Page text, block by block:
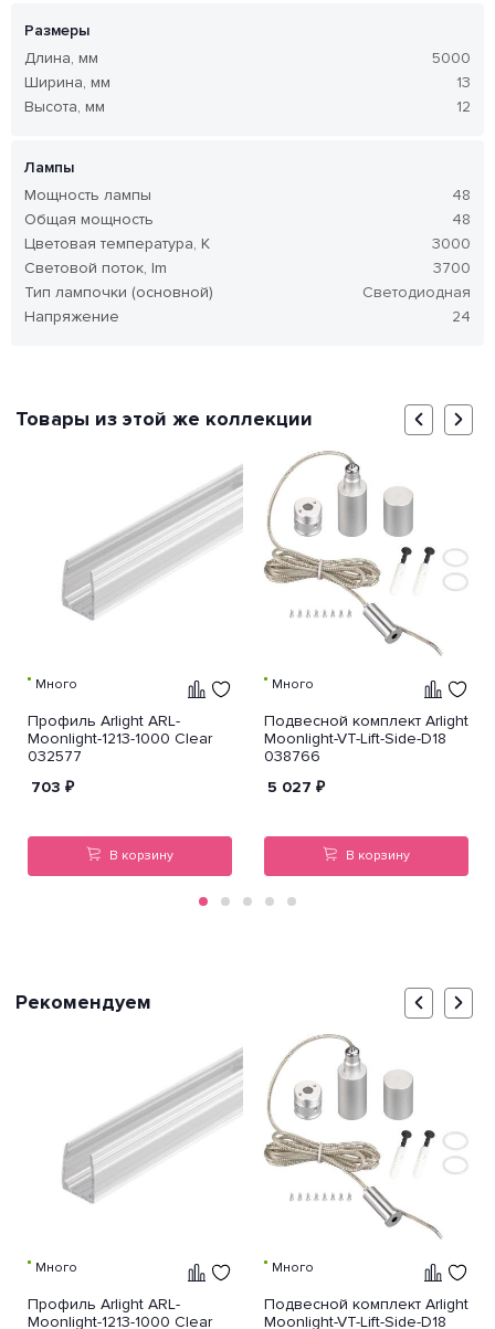
Размеры
Длина, мм
5000
Ширина, мм
13
Высота, мм
12
Лампы
Мощность лампы
48
Общая мощность
48
Цветовая температура, K
3000
Световой поток, lm
3700
Тип лампочки (основной)
Светодиодная
Напряжение
24
Товары из этой же коллекции
Много
Профиль Arlight ARL-
Moonlight-1213-1000 Clear
032577
703 ₽
В корзину
Много
Подвесной комплект Arlight
Moonlight-VT-Lift-Side-D18
038766
5 027 ₽
В корзину
Рекомендуем
Много
Профиль Arlight ARL-
Moonlight-1213-1000 Clear
Много
Подвесной комплект Arlight
Moonlight-VT-Lift-Side-D18